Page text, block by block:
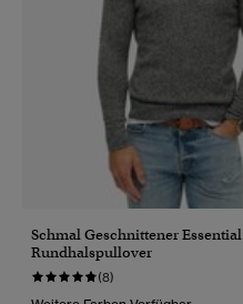
Schmal Geschnittener Essential
Rundhalspullover
(8)